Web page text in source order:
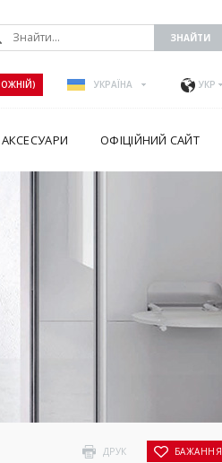
УКРАЇНА УКР
АКСЕСУАРИ ОФІЦІЙНИЙ САЙТ
ДРУК БАЖАННЯ